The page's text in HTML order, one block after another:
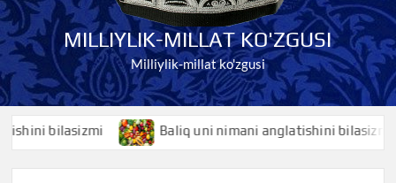
MILLIYLIK-MILLAT KO'ZGUSI
Milliylik-millat ko'zgusi
bilasizmi Baliq uni nimani anglatishini bilasizmi